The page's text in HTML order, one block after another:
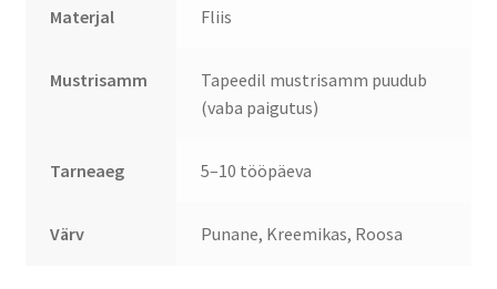
Materjal Fliis
Mustrisamm
Tapeedil mustrisamm puudub
(vaba paigutus)
Tarneaeg 5–10 tööpäeva
Värv Punane, Kreemikas, Roosa